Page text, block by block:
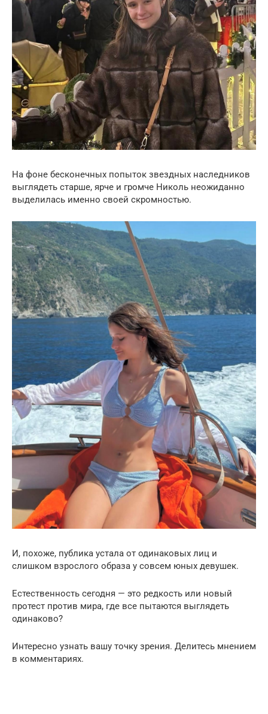
На фоне бесконечных попыток звездных наследников
выглядеть старше, ярче и громче Николь неожиданно
выделилась именно своей скромностью.
И, похоже, публика устала от одинаковых лиц и
слишком взрослого образа у совсем юных девушек.
Естественность сегодня — это редкость или новый
протест против мира, где все пытаются выглядеть
одинаково?
Интересно узнать вашу точку зрения. Делитесь мнением
в комментариях.